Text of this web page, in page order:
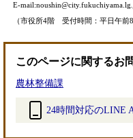
E-mail:
（市役所4階 受付時間：平日午前
このページに関するお
農林整備課
24時間対応のLINE